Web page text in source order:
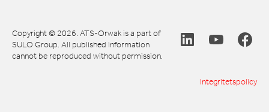
Copyright © 2026. ATS-Orwak is a part of
SULO Group. All published information
cannot be reproduced without permission.
Integritetspolicy